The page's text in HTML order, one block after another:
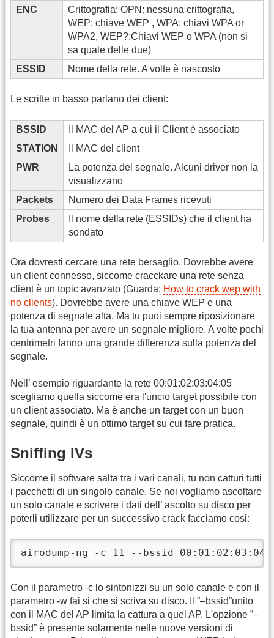
ENC
Crittografia: OPN: nessuna crittografia,
WEP: chiave WEP , WPA: chiavi WPA or
WPA2, WEP?:Chiavi WEP o WPA (non si
sa quale delle due)
ESSID
Nome della rete. A volte è nascosto
Le scritte in basso parlano dei client:
BSSID
Il MAC del AP a cui il Client è associato
STATION
Il MAC del client
PWR
La potenza del segnale. Alcuni driver non la
visualizzano
Packets
Numero dei Data Frames ricevuti
Probes
Il nome della rete (ESSIDs) che il client ha
sondato
Ora dovresti cercare una rete bersaglio. Dovrebbe avere
un client connesso, siccome cracckare una rete senza
client è un topic avanzato (Guarda: How to crack wep with
no clients). Dovrebbe avere una chiave WEP e una
potenza di segnale alta. Ma tu puoi sempre riposizionare
la tua antenna per avere un segnale migliore. A volte pochi
centrimetri fanno una grande differenza sulla potenza del
segnale.
Nell’ esempio riguardante la rete 00:01:02:03:04:05
scegliamo quella siccome era l'uncio target possibile con
un client associato. Ma è anche un target con un buon
segnale, quindi è un ottimo target su cui fare pratica.
Sniffing IVs
Siccome il software salta tra i vari canali, tu non catturi tutti
i pacchetti di un singolo canale. Se noi vogliamo ascoltare
un solo canale e scrivere i dati dell’ ascolto su disco per
poterli utilizzare per un successivo crack facciamo cosi:
airodump-ng -c 11 --bssid
Con il parametro -c lo sintonizzi su un solo canale e con il
parametro -w fai si che si scriva su disco. Il ”–bssid”unito
con il MAC del AP limita la cattura a quel AP. L'opzione ”–
bssid” è presente solamente nelle nuove versioni di